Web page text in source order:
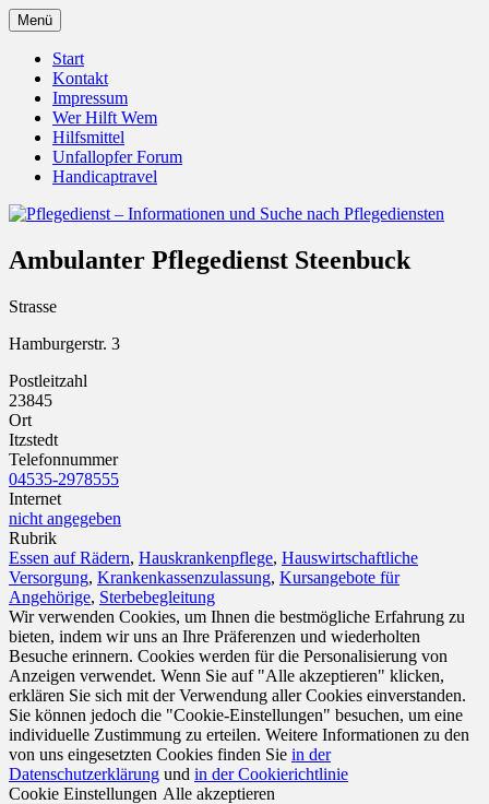
Zum
Inhalt
springen
Pflegedienst – Informationen
und Suche nach Pflegediensten
Unfallopfer – Hilfswerk
Menü
Start
Kontakt
Impressum
Wer Hilft Wem
Hilfsmittel
Unfallopfer Forum
Handicaptravel
Ambulanter Pflegedienst Steenbuck
Strasse
Hamburgerstr. 3
Postleitzahl
23845
Ort
Itzstedt
Telefonnummer
04535-2978555
Internet
nicht angegeben
Rubrik
Essen auf Rädern, Hauskrankenpflege, Hauswirtschaftliche
Versorgung, Krankenkassenzulassung, Kursangebote für
Angehörige, Sterbebegleitung
Wir verwenden Cookies, um Ihnen die bestmögliche Erfahrung zu
bieten, indem wir uns an Ihre Präferenzen und wiederholten
Besuche erinnern. Cookies werden für die Personalisierung von
Anzeigen verwendet. Wenn Sie auf "Alle akzeptieren" klicken,
erklären Sie sich mit der Verwendung aller Cookies einverstanden.
Sie können jedoch die "Cookie-Einstellungen" besuchen, um eine
individuelle Zustimmung zu erteilen. Weitere Informationen zu den
von uns eingesetzten Cookies finden Sie in der
Datenschutzerklärung und in der Cookierichtlinie
Cookie Einstellungen Alle akzeptieren